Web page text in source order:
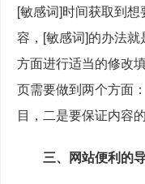
[敏感词]时间获取到
容，[敏感词]的办法
方面进行适当的修改
页需要做到两个方面
目，二是要保证内容的
三、网站便利的